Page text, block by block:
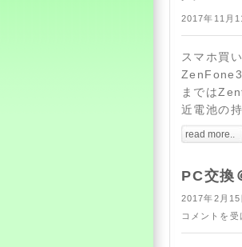
2017年11月
スマホ買
までは
近電池の
read more..
PC交換
2017年2月
コメントを受